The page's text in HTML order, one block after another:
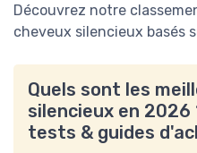
Découvrez notre
cheveux silencieux basés
Quels sont les
silencieux en
tests & guides